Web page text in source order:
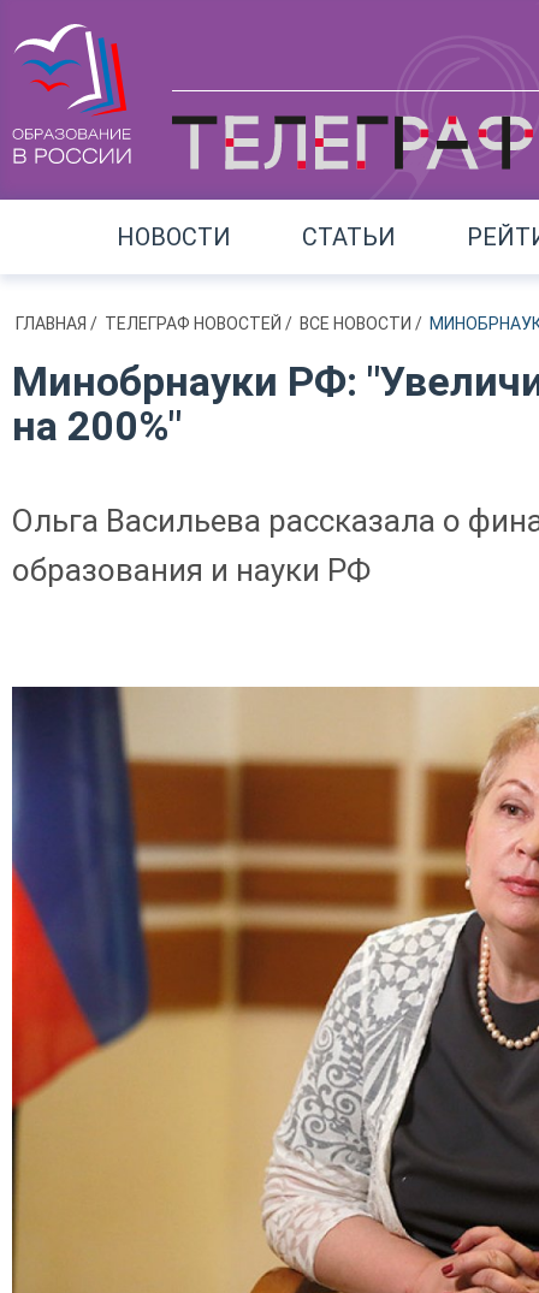
НОВОСТИ СТАТЬИ
ГЛАВНАЯ / ТЕЛЕГРАФ НОВОСТЕЙ / ВСЕ НОВОСТИ /
Минобрнауки РФ:
на 200%"
Ольга Васильева рассказала о
образования и науки РФ